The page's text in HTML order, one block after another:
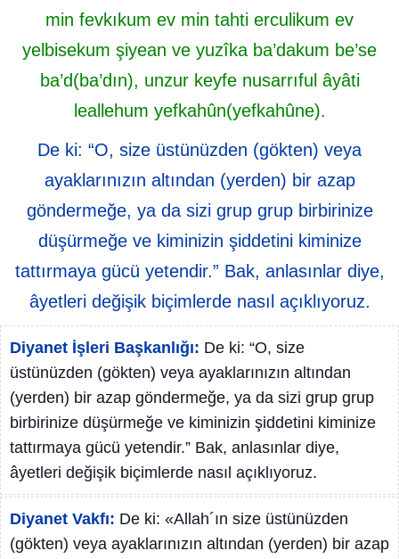
min fevkıkum ev min tahti erculikum ev
yelbisekum şiyean ve yuzîka ba’dakum be’se
ba’d(ba’dın), unzur keyfe nusarrıful âyâti
leallehum yefkahûn(yefkahûne).
De ki: “O, size üstünüzden (gökten) veya
ayaklarınızın altından (yerden) bir azap
göndermeğe, ya da sizi grup grup birbirinize
düşürmeğe ve kiminizin şiddetini kiminize
tattırmaya gücü yetendir.” Bak, anlasınlar diye,
âyetleri değişik biçimlerde nasıl açıklıyoruz.
Diyanet İşleri Başkanlığı: De ki: “O, size
üstünüzden (gökten) veya ayaklarınızın altından
(yerden) bir azap göndermeğe, ya da sizi grup grup
birbirinize düşürmeğe ve kiminizin şiddetini kiminize
tattırmaya gücü yetendir.” Bak, anlasınlar diye,
âyetleri değişik biçimlerde nasıl açıklıyoruz.
Diyanet Vakfı: De ki: «Allah´ın size üstünüzden
(gökten) veya ayaklarınızın altından (yerden) bir azap